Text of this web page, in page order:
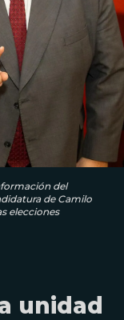
del
de Camilo
elecciones
unidad